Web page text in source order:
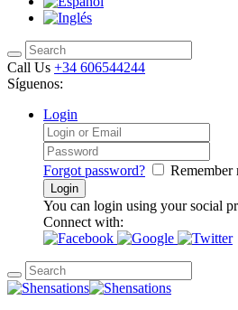
Call Us +34 606544244
Síguenos:
Login
Forgot password? Remember
You can login using your social
Connect with: